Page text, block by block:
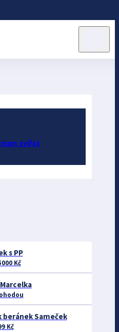
zvířat
s PP
Kč
beránek Sameček
Kč